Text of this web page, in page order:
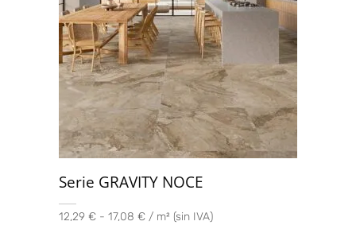
Serie GRAVITY NOCE
12,29 € - 17,08 € / m² (sin IVA)